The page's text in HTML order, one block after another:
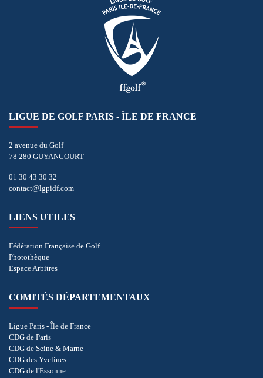
LIGUE DE GOLF PARIS - ÎLE DE FRANCE
2 avenue du Golf
78 280 GUYANCOURT
01 30 43 30 32
contact@lgpidf.com
LIENS UTILES
Fédération Française de Golf
Photothèque
Espace Arbitres
COMITÉS DÉPARTEMENTAUX
Ligue Paris - Île de France
CDG de Paris
CDG de Seine & Marne
CDG des Yvelines
CDG de l'Essonne